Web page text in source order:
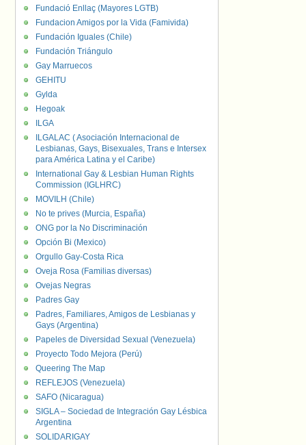
Fundació Enllaç (Mayores LGTB)
Fundacion Amigos por la Vida (Famivida)
Fundación Iguales (Chile)
Fundación Triángulo
Gay Marruecos
GEHITU
Gylda
Hegoak
ILGA
ILGALAC ( Asociación Internacional de
Lesbianas, Gays, Bisexuales, Trans e Intersex
para América Latina y el Caribe)
International Gay & Lesbian Human Rights
Commission (IGLHRC)
MOVILH (Chile)
No te prives (Murcia, España)
ONG por la No Discriminación
Opción Bi (Mexico)
Orgullo Gay-Costa Rica
Oveja Rosa (Familias diversas)
Ovejas Negras
Padres Gay
Padres, Familiares, Amigos de Lesbianas y
Gays (Argentina)
Papeles de Diversidad Sexual (Venezuela)
Proyecto Todo Mejora (Perú)
Queering The Map
REFLEJOS (Venezuela)
SAFO (Nicaragua)
SIGLA – Sociedad de Integración Gay Lésbica
Argentina
SOLIDARIGAY